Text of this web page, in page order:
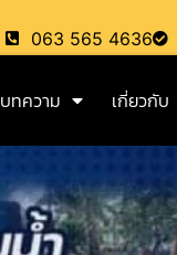
063 565 4636
บทความ เกี่ยวกับ